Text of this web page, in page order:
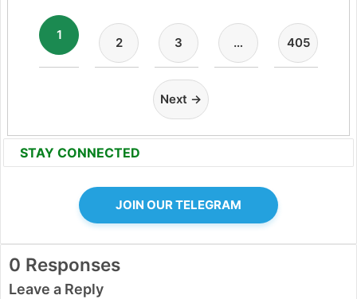
1
2 3 … 405
Next →
STAY CONNECTED
JOIN OUR TELEGRAM
0 Responses
Leave a Reply